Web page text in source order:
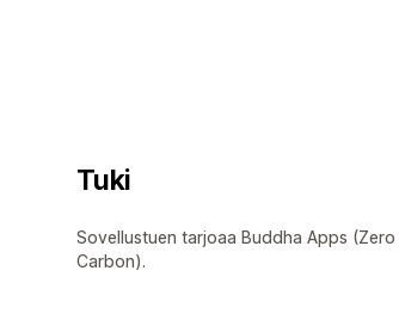
Tuki
Sovellustuen tarjoaa Buddha Apps (Zero
Carbon).